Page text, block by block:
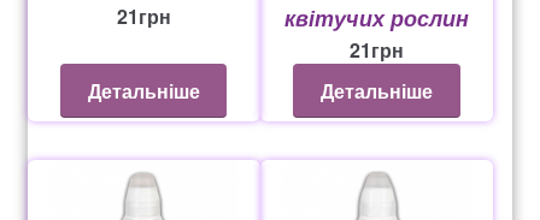
21грн
Детальніше
квітучих рослин
21грн
Детальніше